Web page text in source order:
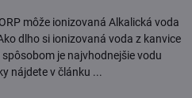
môže ionizovaná Alkalická voda
dlho si ionizovaná voda z kanvice
je najvhodnejšie vodu
nájdete v článku ...